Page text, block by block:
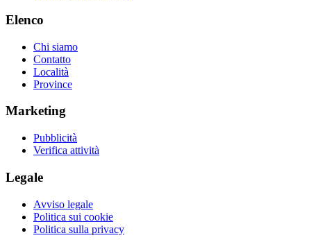
Elenco
Chi siamo
Contatto
Località
Province
Marketing
Pubblicità
Verifica attività
Legale
Avviso legale
Politica sui cookie
Politica sulla privacy